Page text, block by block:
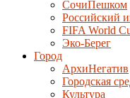
СочиПешком
Российский
FIFA World
Эко-Берег
Город
АрхиНегатив
Городская
Культура